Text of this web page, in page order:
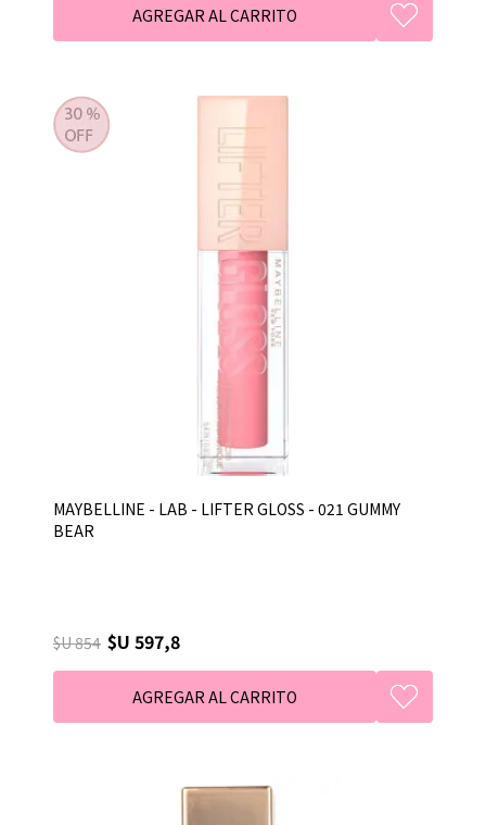
MAYBELLINE - LAB - LIFTER GLOSS - 021 GUMMY
BEAR
$U 854 $U 597,8